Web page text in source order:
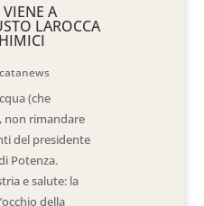
A
LAROCCA
(che
non rimandare
del presidente
Potenza.
e salute: la
della